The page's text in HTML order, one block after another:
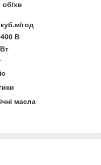
об/хв
год
В
масла